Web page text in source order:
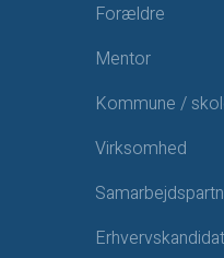
Forældre
Mentor
Kommune /
Virksomhed